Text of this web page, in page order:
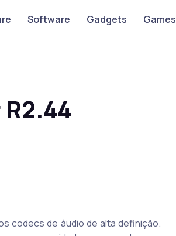
Software Gadgets Games
codecs de áudio de alta definição.